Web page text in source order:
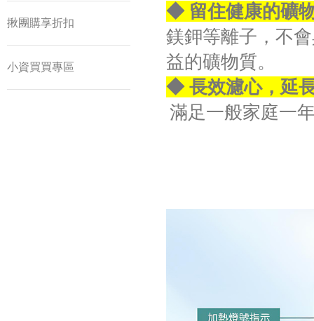
揪團購享折扣
小資買買專區
◆ 留住健康的礦
鎂鉀等離子，不
益的礦物質。
◆ 長效濾心，延
滿足一般家庭一